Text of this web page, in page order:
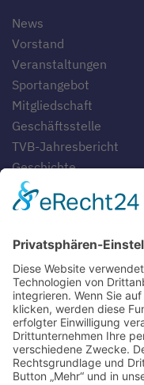
News
Vorstand
Veranstaltungen
Sportangebot
Mitgliedschaft
Geschäftsstelle
TVB-Jahresbericht
Geschichte
Gaststätten
Blog
Downloads
Fotogalerien
Links
Anfahrt
Tippspiel